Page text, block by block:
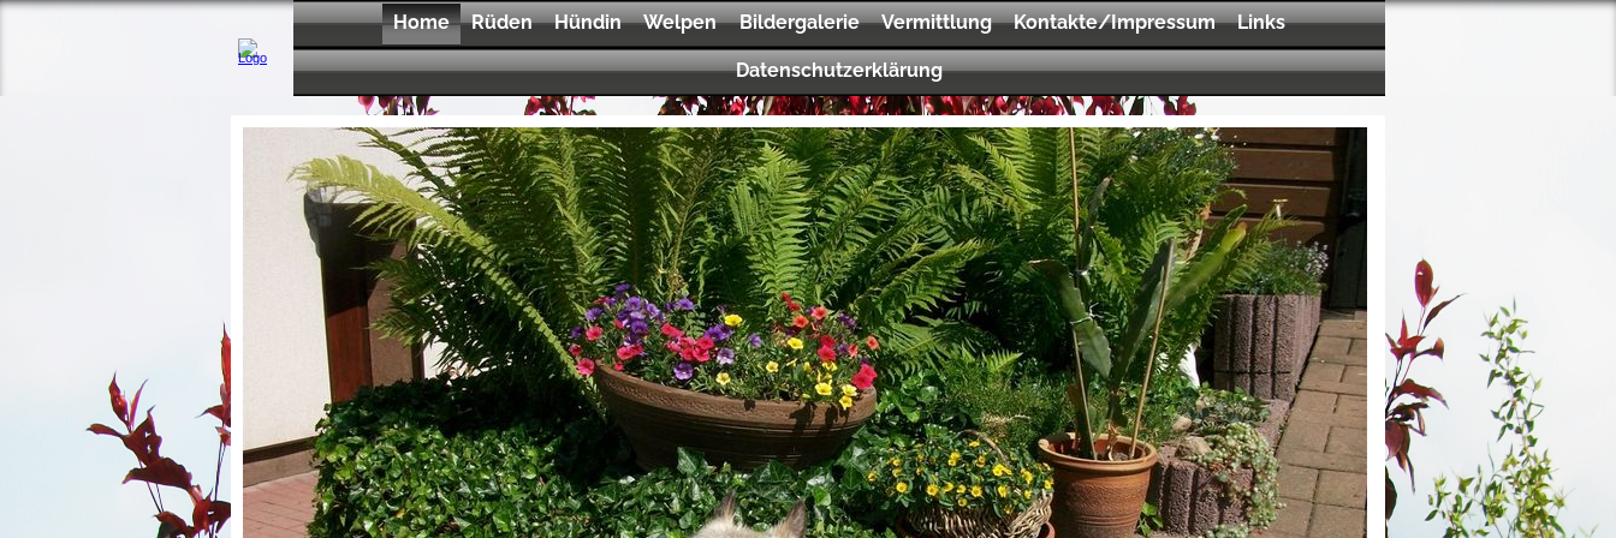
Home Rüden Hündin Welpen Bildergalerie Vermittlung Kontakte/Impressum Links
Datenschutzerklärung